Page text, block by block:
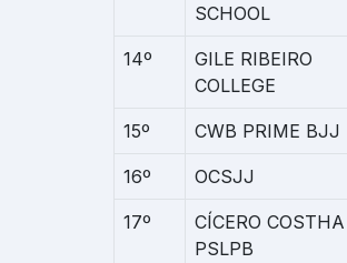
SCHOOL
14º
GILE RIBEIRO
COLLEGE
15º CWB PRIME BJJ
16º OCSJJ
17º
CÍCERO COSTHA
PSLPB